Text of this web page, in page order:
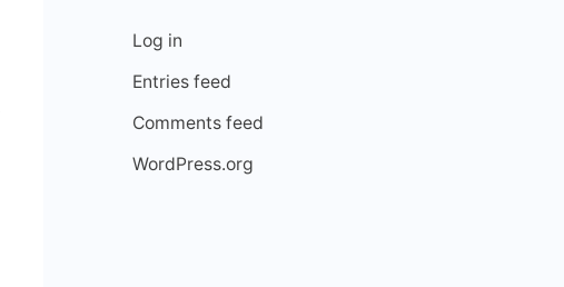
Log in
Entries feed
Comments feed
WordPress.org